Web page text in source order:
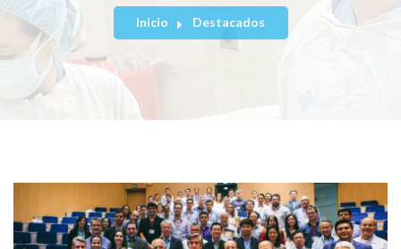
Inicio Destacados